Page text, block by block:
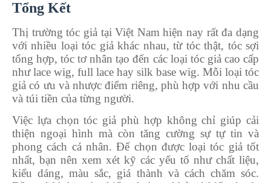
Tổng Kết
Thị trường tóc giả tại Việt Nam hiện nay rất đa dạng
với nhiều loại tóc giả khác nhau, từ tóc thật, tóc sợi
tổng hợp, tóc tơ nhân tạo đến các loại tóc giả cao cấp
như lace wig, full lace hay silk base wig. Mỗi loại tóc
giả có ưu và nhược điểm riêng, phù hợp với nhu cầu
và túi tiền của từng người.
Việc lựa chọn tóc giả phù hợp không chỉ giúp cải
thiện ngoại hình mà còn tăng cường sự tự tin và
phong cách cá nhân. Để chọn được loại tóc giả tốt
nhất, bạn nên xem xét kỹ các yếu tố như chất liệu,
kiểu dáng, màu sắc, giá thành và cách chăm sóc.